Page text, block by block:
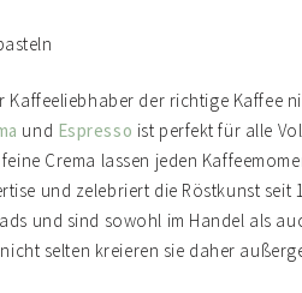
Kaffeeliebhaber der richtige Kaffee
und Espresso ist perfekt für alle
Crema lassen jeden
und zelebriert die Röstkunst seit
und sind sowohl im Handel als
selten kreieren sie daher